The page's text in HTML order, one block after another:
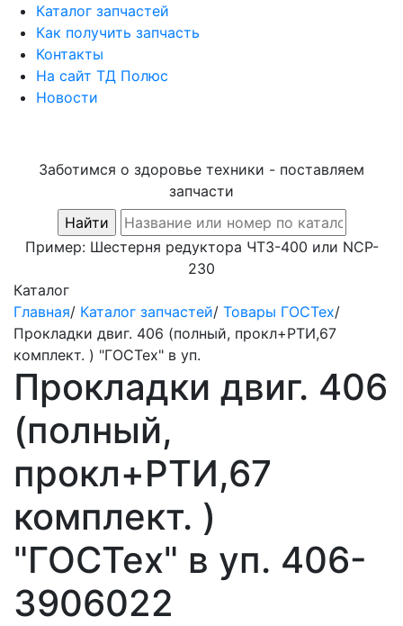
Каталог запчастей
Как получить запчасть
Контакты
На сайт ТД Полюс
Новости
Заботимся о здоровье техники - поставляем
запчасти
Пример: Шестерня редуктора ЧТЗ-400 или NCP-
230
Каталог
Главная/ Каталог запчастей/ Товары ГОСТех/
Прокладки двиг. 406 (полный, прокл+РТИ,67
комплект. ) "ГОСТех" в уп.
Прокладки двиг. 406
(полный,
прокл+РТИ,67
комплект. )
"ГОСТех" в уп. 406-
3906022